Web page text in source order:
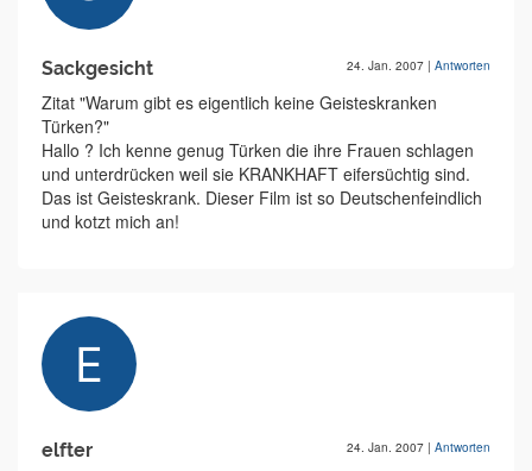
Sackgesicht 24. Jan. 2007 | Antworten
Zitat "Warum gibt es eigentlich keine Geisteskranken
Türken?"
Hallo ? Ich kenne genug Türken die ihre Frauen schlagen
und unterdrücken weil sie KRANKHAFT eifersüchtig sind.
Das ist Geisteskrank. Dieser Film ist so Deutschenfeindlich
und kotzt mich an!
elfter 24. Jan. 2007 | Antworten